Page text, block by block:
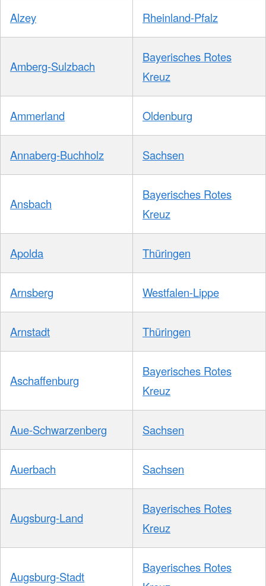
Alzey Rheinland-Pfalz
Amberg-Sulzbach
Bayerisches Rotes
Kreuz
Ammerland Oldenburg
Annaberg-Buchholz Sachsen
Ansbach
Bayerisches Rotes
Kreuz
Apolda Thüringen
Arnsberg Westfalen-Lippe
Arnstadt Thüringen
Aschaffenburg
Bayerisches Rotes
Kreuz
Aue-Schwarzenberg Sachsen
Auerbach Sachsen
Augsburg-Land
Bayerisches Rotes
Kreuz
Augsburg-Stadt
Bayerisches Rotes